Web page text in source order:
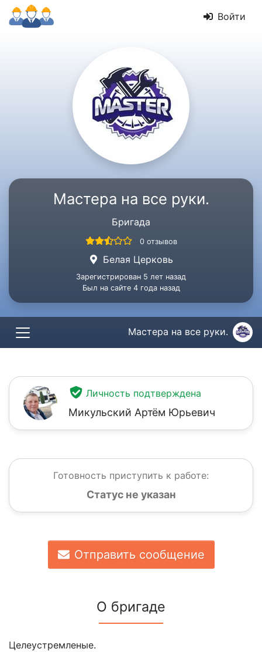
Войти
Мастера на все руки.
Бригада
0 отзывов
Белая Церковь
Зарегистрирован 5 лет назад
Был на сайте 4 года назад
Мастера на все руки.
Личность подтверждена
Микульский Артём Юрьевич
Готовность приступить к работе:
Статус не указан
Отправить сообщение
О бригаде
Целеустремленые.